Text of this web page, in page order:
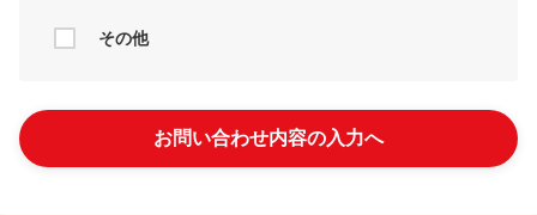
その他
お問い合わせ内容の入力へ